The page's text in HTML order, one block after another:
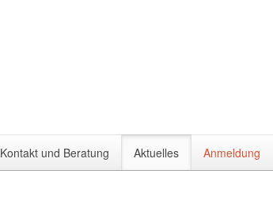
Kontakt und Beratung Aktuelles Anmeldung